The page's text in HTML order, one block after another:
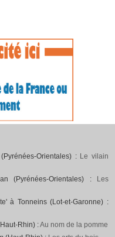
Orientales) : Le vilain
(Pyrénées-Orientales) :
Les
à Tonneins (Lot-et-Garonne) :
Rhin) :Au nom de la pomme